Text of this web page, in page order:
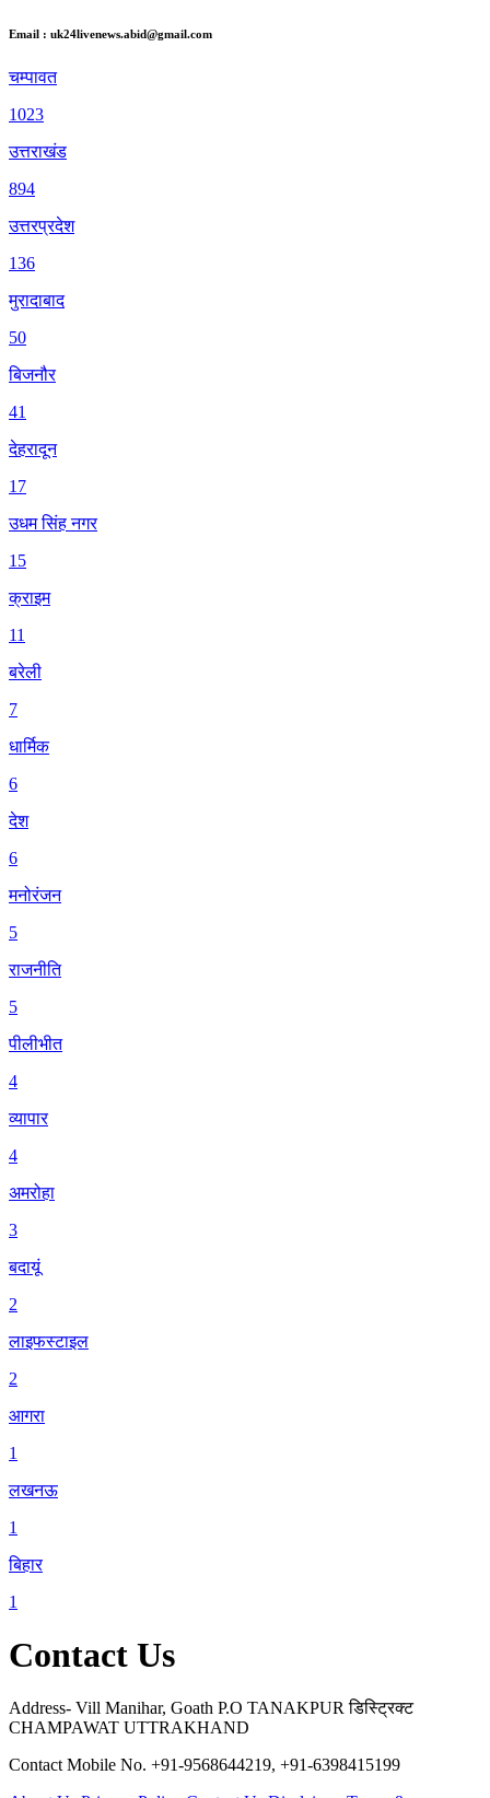
Email : uk24livenews.abid@gmail.com
चम्पावत
1023
उत्तराखंड
894
उत्तरप्रदेश
136
मुरादाबाद
50
बिजनौर
41
देहरादून
17
उधम सिंह नगर
15
क्राइम
11
बरेली
7
धार्मिक
6
देश
6
मनोरंजन
5
राजनीति
5
पीलीभीत
4
व्यापार
4
अमरोहा
3
बदायूं
2
लाइफस्टाइल
2
आगरा
1
लखनऊ
1
बिहार
1
Contact Us
Address- Vill Manihar, Goath P.O TANAKPUR डिस्ट्रिक्ट
CHAMPAWAT UTTRAKHAND
Contact Mobile No. +91-9568644219, +91-6398415199